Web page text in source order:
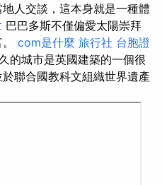
人交談，這本身就是一種體
巴巴多斯不僅偏愛太陽崇拜
com是什麼 旅行社 台胞證
的城市是英國建築的一個很
聯合國教科文組織世界遺產